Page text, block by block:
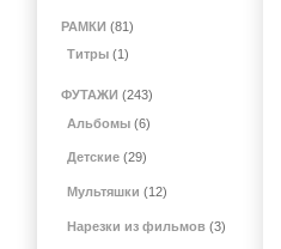
РАМКИ (81)
Титры (1)
ФУТАЖИ (243)
Альбомы (6)
Детские (29)
Мультяшки (12)
Нарезки из фильмов (3)